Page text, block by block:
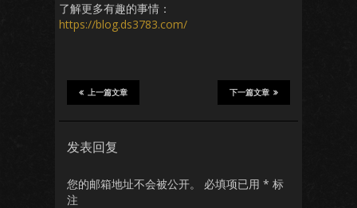
了解更多有趣的事情：
https://blog.ds3783.com/
下一篇文章
上一篇文章
发表回复
您的邮箱地址不会被公开。 必填项已用 * 标
注